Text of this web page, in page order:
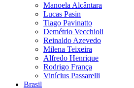
Manoela Alcântara
Lucas Pasin
Tiago Pavinatto
Demétrio Vecchioli
Reinaldo Azevedo
Milena Teixeira
Alfredo Henrique
Rodrigo França
Vinícius Passarelli
Brasil